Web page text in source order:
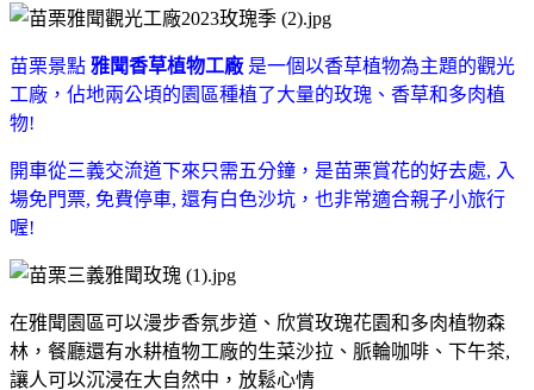
苗栗景點 雅聞香草植物工廠 是一個以香草植物為主題的觀光
工廠，佔地兩公頃的園區種植了大量的玫瑰、香草和多肉植
物!
開車從三義交流道下來只需五分鐘，是苗栗賞花的好去處, 入
場免門票, 免費停車, 還有白色沙坑，也非常適合親子小旅行
喔!
在雅聞園區可以漫步香氛步道、欣賞玫瑰花園和多肉植物森
林，餐廳還有水耕植物工廠的生菜沙拉、脈輪咖啡、下午茶,
讓人可以沉浸在大自然中，放鬆心情